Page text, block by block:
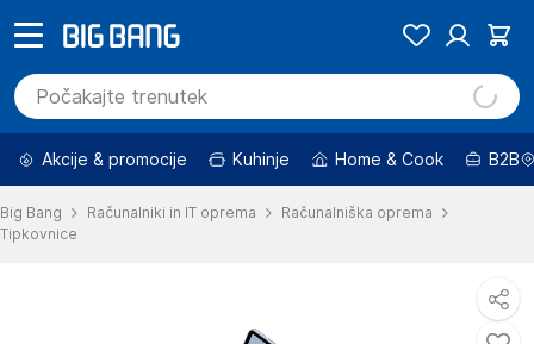
Akcije & promocije Kuhinje Home & Cook B2B
Big Bang Računalniki in IT oprema
Računalniška oprema
Tipkovnice